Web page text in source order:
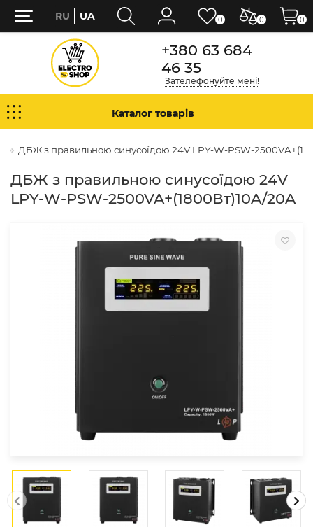
+380 63 684
46 35
Зателефонуйте мені!
Каталог товарів
ДБЖ з правильною синусоїдою 24V LPY-W-PSW-
ДБЖ з правильною синусоїдою 24V
LPY-W-PSW-2500VA+(1800Вт)10A/20A
0 0
RU UA 0